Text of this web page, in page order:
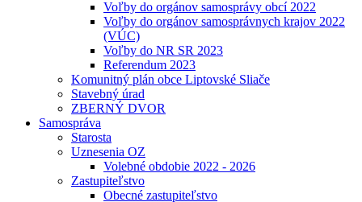
Voľby do orgánov samosprávy obcí 2022
Voľby do orgánov samosprávnych krajov 2022
(VÚC)
Voľby do NR SR 2023
Referendum 2023
Komunitný plán obce Liptovské Sliače
Stavebný úrad
ZBERNÝ DVOR
Samospráva
Starosta
Uznesenia OZ
Volebné obdobie 2022 - 2026
Zastupiteľstvo
Obecné zastupiteľstvo